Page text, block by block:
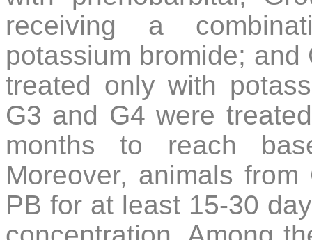
receiving a
potassium bromide;
treated only with
G3 and G4 were
months to reach
Moreover, animals
PB for at least 15-30